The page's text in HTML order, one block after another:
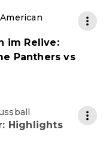
im Relive:
Panthers vs
Highlights